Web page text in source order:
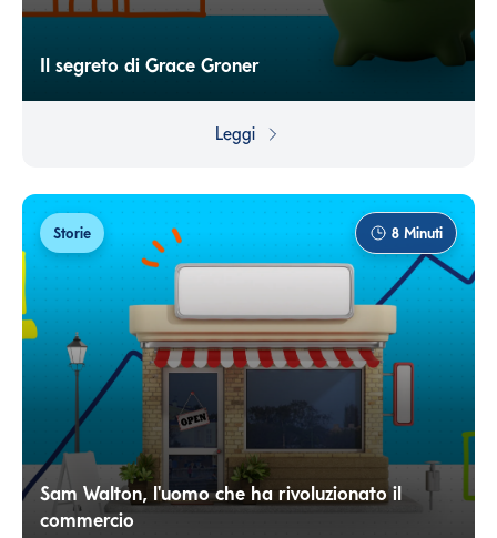
Il segreto di Grace Groner
Leggi
Storie 8 Minuti
Sam Walton, l'uomo che ha rivoluzionato il
commercio